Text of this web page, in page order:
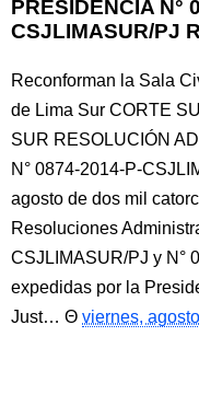
PRESIDENCIA N°
CSJLIMASUR/PJ
Reconforman la Sala
de Lima Sur CORTE
SUR RESOLUCIÓN
N° 0874-2014-P-
agosto de dos mil
Resoluciones
CSJLIMASUR/PJ y N°
expedidas por la
Just…
viernes,